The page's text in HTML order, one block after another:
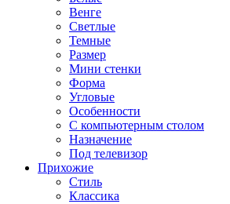
Венге
Светлые
Темные
Размер
Мини стенки
Форма
Угловые
Особенности
С компьютерным столом
Назначение
Под телевизор
Прихожие
Стиль
Классика